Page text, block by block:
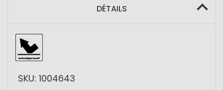
DÉTAILS
SKU: 1004643